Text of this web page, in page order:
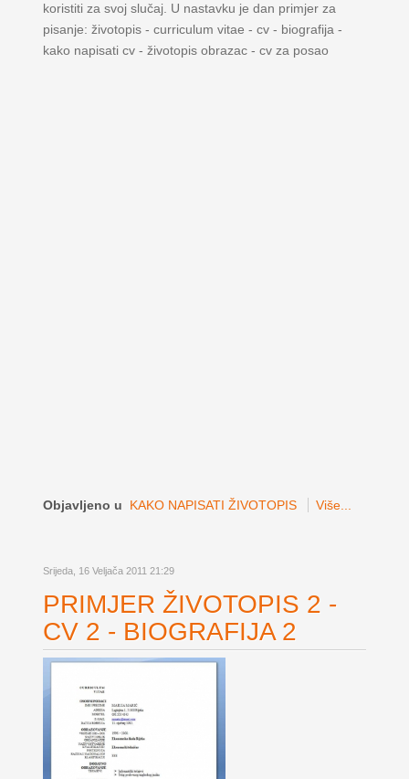
koristiti za svoj slučaj. U nastavku je dan primjer za
pisanje: životopis - curriculum vitae - cv - biografija -
kako napisati cv - životopis obrazac - cv za posao
Objavljeno u KAKO NAPISATI ŽIVOTOPIS Više...
Srijeda, 16 Veljača 2011 21:29
PRIMJER ŽIVOTOPIS 2 -
CV 2 - BIOGRAFIJA 2